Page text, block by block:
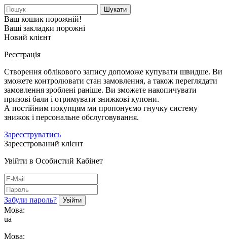
Шукати
Ваш кошик порожній!
Ваші закладки порожні
Новий клієнт
Реєстрація
Створення облікового запису допоможе купувати швидше. Ви
зможете контролювати стан замовлення, а також переглядати
замовлення зроблені раніше. Ви зможете накопичувати
призові бали і отримувати знижкові купони.
А постійним покупцям ми пропонуємо гнучку систему
знижок і персональне обслуговування.
Зареєструватись
Зареєстрований клієнт
Увійти в Особистий Кабінет
Забули пароль?
Мова:
ua
Мова: